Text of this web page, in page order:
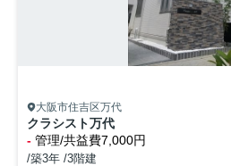
大阪市住吉区万代
クラシスト万代
- 管理/共益費7,000円
/築3年 /3階建